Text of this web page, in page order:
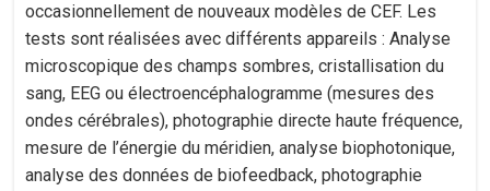
occasionnellement de nouveaux modèles de CEF. Les
tests sont réalisées avec différents appareils : Analyse
microscopique des champs sombres, cristallisation du
sang, EEG ou électroencéphalogramme (mesures des
ondes cérébrales), photographie directe haute fréquence,
mesure de l’énergie du méridien, analyse biophotonique,
analyse des données de biofeedback, photographie